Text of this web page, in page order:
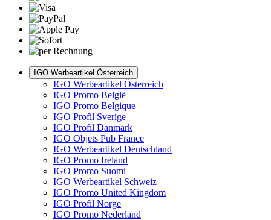
IGO Werbeartikel Österreich
IGO Werbeartikel Österreich
IGO Promo België
IGO Promo Belgique
IGO Profil Sverige
IGO Profil Danmark
IGO Objets Pub France
IGO Werbeartikel Deutschland
IGO Promo Ireland
IGO Promo Suomi
IGO Werbeartikel Schweiz
IGO Promo United Kingdom
IGO Profil Norge
IGO Promo Nederland